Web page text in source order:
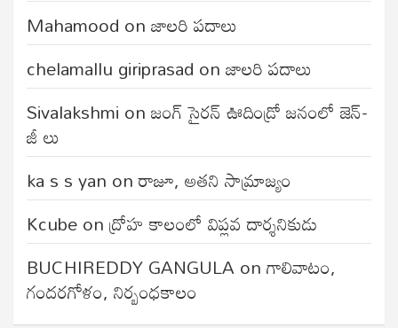
Mahamood onజాలరి పదాలు
chelamallu giriprasad onజాలరి పదాలు
Sivalakshmi onజంగ్‌ సైరన్‌ ఊదిండ్రో జనంలో జెన్-
జీ లు
ka s s yan onరాజూ, అతని సామ్రాజ్యం
Kcubeonద్రోహ కాలంలో విప్లవ దార్శనికుడు
BUCHIREDDY GANGULA onగాలివాటం,
గందరగోళం, నిర్బంధకాలం